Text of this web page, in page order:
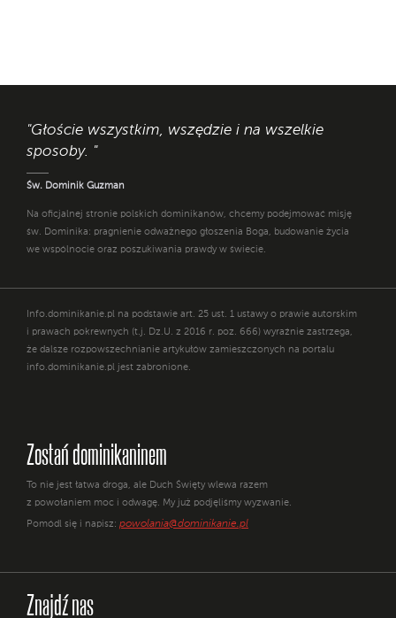
"Głoście wszystkim, wszędzie i na wszelkie
sposoby. "
Św. Dominik Guzman
Na oficjalnej stronie polskich dominikanów, chcemy podejmować misję
św. Dominika: pragnienie odważnego głoszenia Boga, budowanie życia
we wspólnocie oraz poszukiwania prawdy w świecie.
Info.dominikanie.pl na podstawie art. 25 ust. 1 ustawy o prawie autorskim
i prawach pokrewnych (t.j. Dz.U. z 2016 r. poz. 666) wyraźnie zastrzega,
że dalsze rozpowszechnianie artykułów zamieszczonych na portalu
info.dominikanie.pl jest zabronione.
Zostań dominikaninem
To nie jest łatwa droga, ale Duch Święty wlewa razem
z powołaniem moc i odwagę. My już podjęliśmy wyzwanie.
Pomódl się i napisz: powolania@dominikanie.pl
Znajdź nas